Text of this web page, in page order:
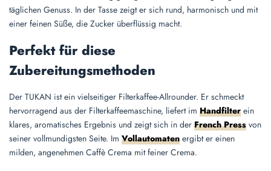
täglichen Genuss. In der Tasse zeigt er sich rund, harmonisch und mit
einer feinen Süße, die Zucker überflüssig macht.
Perfekt für diese
Zubereitungsmethoden
Der TUKAN ist ein vielseitiger Filterkaffee-Allrounder. Er schmeckt
hervorragend aus der Filterkaffeemaschine, liefert im Handfilter ein
klares, aromatisches Ergebnis und zeigt sich in der French Press von
seiner vollmundigsten Seite. Im Vollautomaten ergibt er einen
milden, angenehmen Caffè Crema mit feiner Crema.